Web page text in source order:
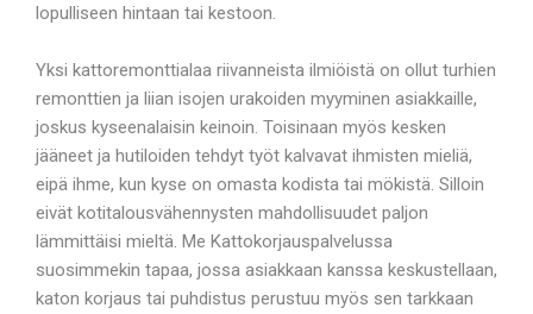
lopulliseen hintaan tai kestoon.
Yksi kattoremonttialaa riivanneista ilmiöistä on ollut turhien
remonttien ja liian isojen urakoiden myyminen asiakkaille,
joskus kyseenalaisin keinoin. Toisinaan myös kesken
jääneet ja hutiloiden tehdyt työt kalvavat ihmisten mieliä,
eipä ihme, kun kyse on omasta kodista tai mökistä. Silloin
eivät kotitalousvähennysten mahdollisuudet paljon
lämmittäisi mieltä. Me Kattokorjauspalvelussa
suosimmekin tapaa, jossa asiakkaan kanssa keskustellaan,
katon korjaus tai puhdistus perustuu myös sen tarkkaan